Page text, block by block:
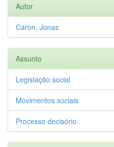
Autor
Caron, Jonas
Assunto
Legislação social
Movimentos sociais
Processo decisório